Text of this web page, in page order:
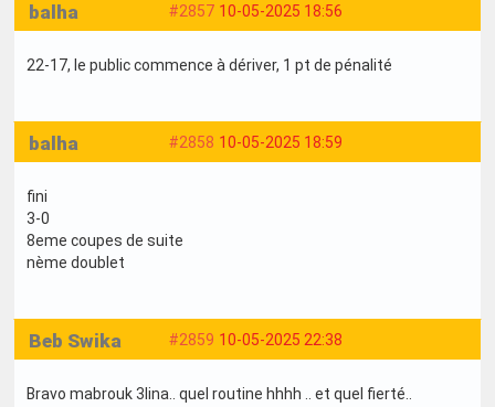
#2857 10-05-2025 18:56
balha
22-17, le public commence à dériver, 1 pt de pénalité
#2858 10-05-2025 18:59
balha
fini
3-0
8eme coupes de suite
nème doublet
#2859 10-05-2025 22:38
Beb Swika
Bravo mabrouk 3lina.. quel routine hhhh .. et quel fierté..